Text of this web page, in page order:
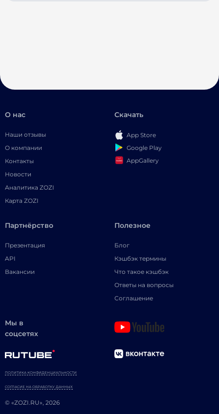
О нас
Наши отзывы
О компании
Контакты
Новости
Аналитика ZOZI
Карта ZOZI
Скачать
App Store
Google Play
AppGallery
Партнёрство
Презентация
API
Вакансии
Полезное
Блог
Кэшбэк термины
Что такое кэшбэк
Ответы на вопросы
Соглашение
Мы в
соцсетях
© «ZOZI.RU», 2026
ПОЛИТИКА КОНФИДЕНЦИАЛЬНОСТИ
СОГЛАСИЕ НА ОБРАБОТКУ ДАННЫХ